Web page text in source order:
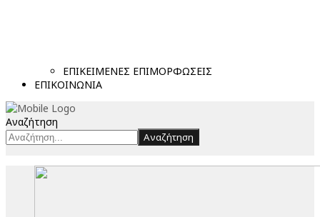
ΕΠΙΚΕΙΜΕΝΕΣ ΕΠΙΜΟΡΦΩΣΕΙΣ
ΕΠΙΚΟΙΝΩΝΙΑ
Αναζήτηση
Αναζήτηση